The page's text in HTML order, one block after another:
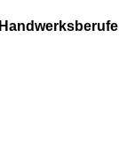
Handwerksberufe